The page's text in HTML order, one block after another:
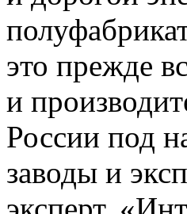
это прежде
и
России под
заводы и